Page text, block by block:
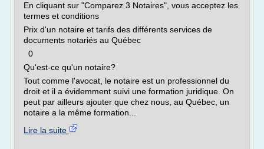
En cliquant sur "Comparez 3 Notaires", vous acceptez les
termes et conditions
Prix d'un notaire et tarifs des différents services de
documents notariés au Québec
0
Qu'est-ce qu'un notaire?
Tout comme l'avocat, le notaire est un professionnel du
droit et il a évidemment suivi une formation juridique. On
peut par ailleurs ajouter que chez nous, au Québec, un
notaire a la même formation...
Lire la suite